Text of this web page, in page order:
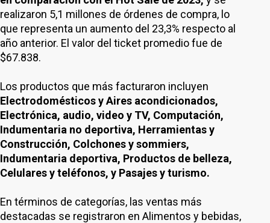
realizaron 5,1 millones de órdenes de compra, lo
que representa un aumento del 23,3% respecto al
año anterior. El valor del ticket promedio fue de
$67.838.
Los productos que más facturaron incluyen
Electrodomésticos y Aires acondicionados,
Electrónica, audio, video y TV, Computación,
Indumentaria no deportiva, Herramientas y
Construcción, Colchones y sommiers,
Indumentaria deportiva, Productos de belleza,
Celulares y teléfonos, y Pasajes y turismo.
En términos de categorías, las ventas más
destacadas se registraron en Alimentos y bebidas,